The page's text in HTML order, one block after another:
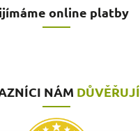
online platby
NÁM DŮVĚŘUJÍ